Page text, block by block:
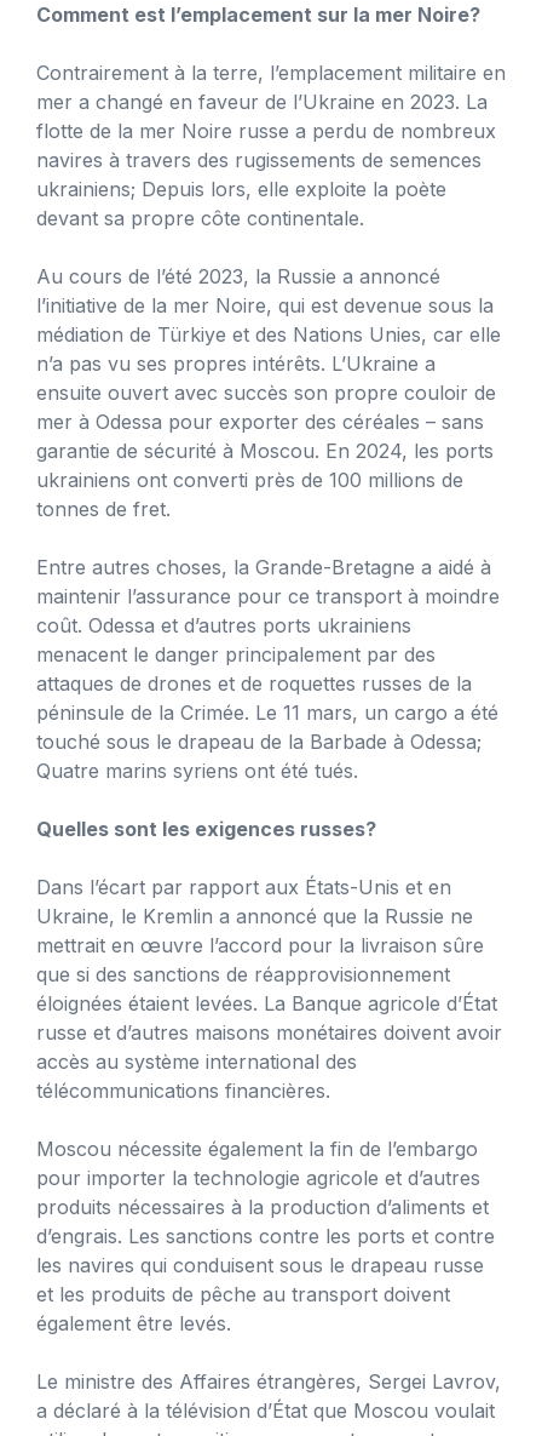
Comment est l’emplacement sur la mer Noire?
Contrairement à la terre, l’emplacement militaire en
mer a changé en faveur de l’Ukraine en 2023. La
flotte de la mer Noire russe a perdu de nombreux
navires à travers des rugissements de semences
ukrainiens; Depuis lors, elle exploite la poète
devant sa propre côte continentale.
Au cours de l’été 2023, la Russie a annoncé
l’initiative de la mer Noire, qui est devenue sous la
médiation de Türkiye et des Nations Unies, car elle
n’a pas vu ses propres intérêts. L’Ukraine a
ensuite ouvert avec succès son propre couloir de
mer à Odessa pour exporter des céréales – sans
garantie de sécurité à Moscou. En 2024, les ports
ukrainiens ont converti près de 100 millions de
tonnes de fret.
Entre autres choses, la Grande-Bretagne a aidé à
maintenir l’assurance pour ce transport à moindre
coût. Odessa et d’autres ports ukrainiens
menacent le danger principalement par des
attaques de drones et de roquettes russes de la
péninsule de la Crimée. Le 11 mars, un cargo a été
touché sous le drapeau de la Barbade à Odessa;
Quatre marins syriens ont été tués.
Quelles sont les exigences russes?
Dans l’écart par rapport aux États-Unis et en
Ukraine, le Kremlin a annoncé que la Russie ne
mettrait en œuvre l’accord pour la livraison sûre
que si des sanctions de réapprovisionnement
éloignées étaient levées. La Banque agricole d’État
russe et d’autres maisons monétaires doivent avoir
accès au système international des
télécommunications financières.
Moscou nécessite également la fin de l’embargo
pour importer la technologie agricole et d’autres
produits nécessaires à la production d’aliments et
d’engrais. Les sanctions contre les ports et contre
les navires qui conduisent sous le drapeau russe
et les produits de pêche au transport doivent
également être levés.
Le ministre des Affaires étrangères, Sergei Lavrov,
a déclaré à la télévision d’État que Moscou voulait